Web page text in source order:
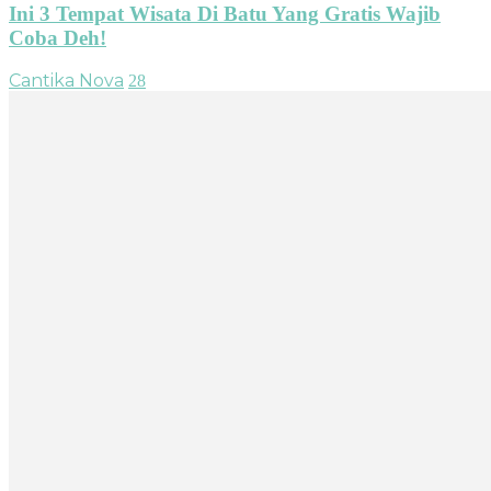
Ini 3 Tempat Wisata Di Batu Yang Gratis Wajib
Coba Deh!
Cantika Nova 28